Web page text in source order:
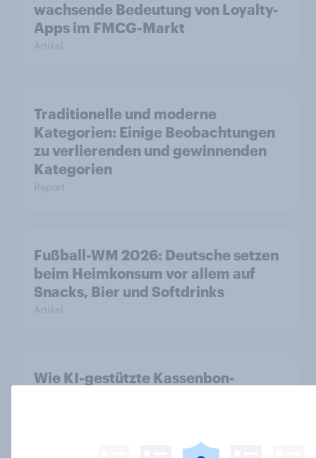
wachsende Bedeutung von Loyalty-
Apps im FMCG-Markt
Artikel
Traditionelle und moderne
Kategorien: Einige Beobachtungen
zu verlierenden und gewinnenden
Kategorien
Report
Fußball-WM 2026: Deutsche setzen
beim Heimkonsum vor allem auf
Snacks, Bier und Softdrinks
Artikel
Wie KI-gestützte Kassenbon-